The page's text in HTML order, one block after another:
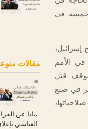
مقالات
ماذا عن القرار
العباسي
في
إسرائيل،
الأمم
قتل
في صنع